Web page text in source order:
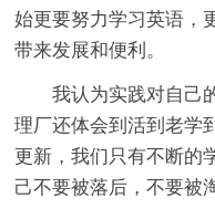
始更要努力学习英语，
带来发展和便利。
我认为实践对自己
理厂还体会到活到老学
更新，我们只有不断的
己不要被落后，不要被